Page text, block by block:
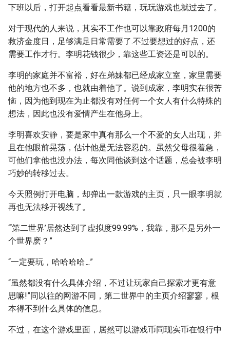
下班以后，打开起点看看最新书籍，玩玩游戏也就过去了。
对于现代的人来说，其实不工作也可以靠政府每月1200的
救济金度日，足够满足日常需要了.不过要想过的好点，还
需要工作才行。李明花钱很少，靠这些工资还是可以的。
李明的家庭并不富裕，好在弟妹都已经成家立室，家里需要
他的地方也不多，也就由着他了。说到成家，李明实在很苦
恼，因为他到现在为止都没有对任何一个女人有什么特殊的
想法，因此也没有爱情产生在他身上。
李明喜欢安静，要是家中真有那么一个不爱的女人出现，并
且在他眼前晃荡，估计他是无法容忍的。虽然父母很着急，
可他们拿他也没办法，每次同他谈到这个话题，总会被李明
巧妙的转移过去。
今天照例打开电脑，却弹出一款游戏的主页，只一眼李明就
再也无法移开视线了。
“‘第二世界’居然达到了虚拟度99.99%，我靠，那不是另外一
个世界麽？”
“一定要玩，哈哈哈哈 ~”
“虽然都没有什么具体介绍，不过让玩家自己探索才更有意
思嘛!”同以往的网游不同，第二世界中的主页介绍寥寥，根
本得不到什么具体的信息。
不过，在这个游戏里面，居然可以游戏币同现实币在银行中